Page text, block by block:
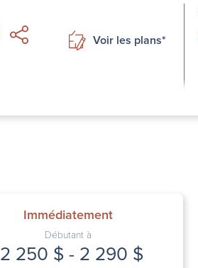
Voir les plans*
Immédiatement
Débutant à
2 250 $ - 2 290 $